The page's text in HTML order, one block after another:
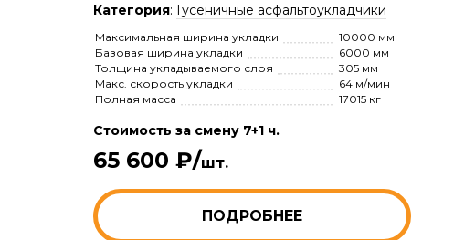
Категория: Гусеничные асфальтоукладчики
Максимальная ширина укладки
10000 мм
Базовая ширина укладки
6000 мм
Толщина укладываемого слоя
305 мм
Макс. скорость укладки
64 м/мин
Полная масса
17015 кг
Стоимость за смену 7+1 ч.
65 600 ₽/шт.
ПОДРОБНЕЕ